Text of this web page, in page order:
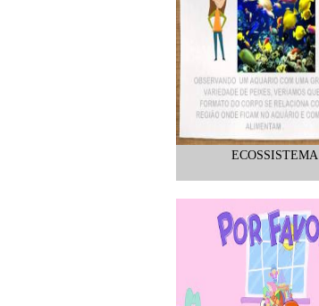
ECOSSISTEMA